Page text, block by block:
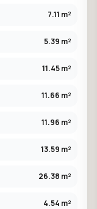
7.11 m²
5.39 m²
11.45 m²
11.66 m²
11.96 m²
13.59 m²
26.38 m²
4.54 m²